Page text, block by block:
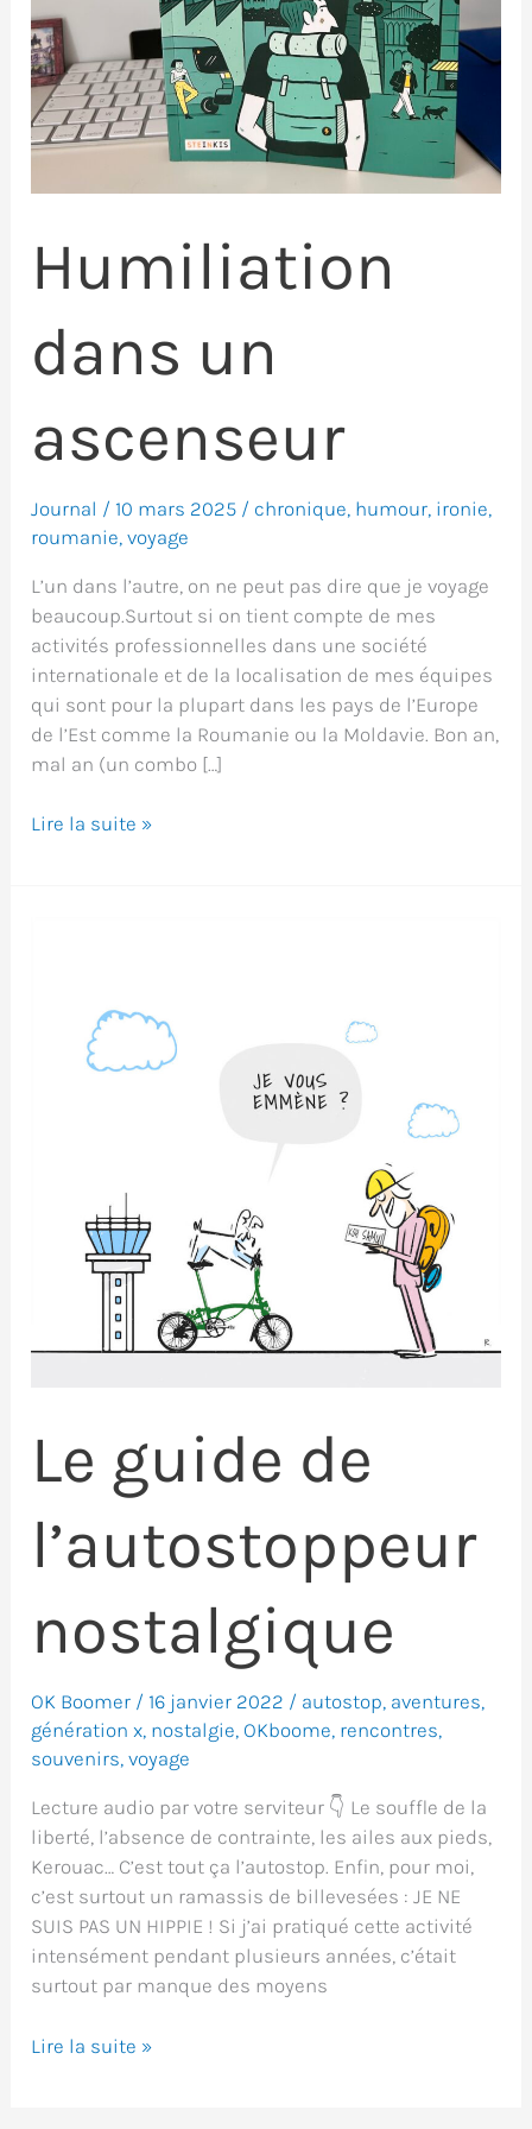
Humiliation
dans un
ascenseur
Journal /10 mars 2025 / chronique, humour, ironie,
roumanie,voyage
L’un dans l’autre, on ne peut pas dire que je voyage
beaucoup.Surtout si on tient compte de mes
activités professionnelles dans une société
internationale et de la localisation de mes équipes
qui sont pour la plupart dans les pays de l’Europe
de l’Est comme la Roumanie ou la Moldavie. Bon an,
mal an (un combo […]
Humiliation
Lire la suite »
Le guide de
l’autostoppeur
nostalgique
OK Boomer /16 janvier 2022 / autostop, aventures,
génération x, nostalgie, OKboome, rencontres,
souvenirs,voyage
Lecture audio par votre serviteur 👇 Le souffle de la
liberté, l’absence de contrainte, les ailes aux pieds,
Kerouac… C’est tout ça l’autostop. Enfin, pour moi,
c’est surtout un ramassis de billevesées : JE NE
SUIS PAS UN HIPPIE ! Si j’ai pratiqué cette activité
intensément pendant plusieurs années, c’était
surtout par manque des moyens
Le
Lire la suite »